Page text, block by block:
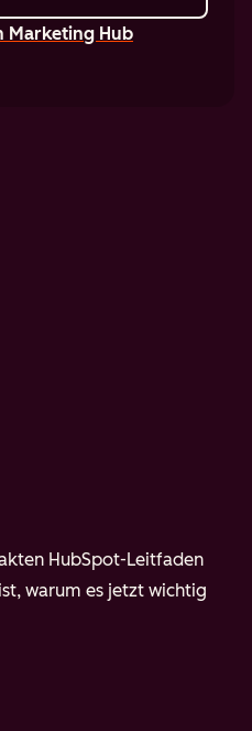
Marketing Hub
HubSpot-Leitfaden
warum es jetzt wichtig